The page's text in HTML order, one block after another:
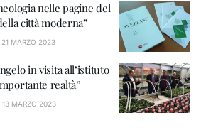
nelle pagine del
città moderna”
21 MARZO 2023
in visita all’istituto
realtà”
13 MARZO 2023